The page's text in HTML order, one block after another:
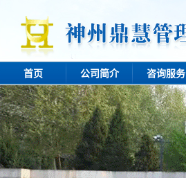
首页 公司简介 咨询服务